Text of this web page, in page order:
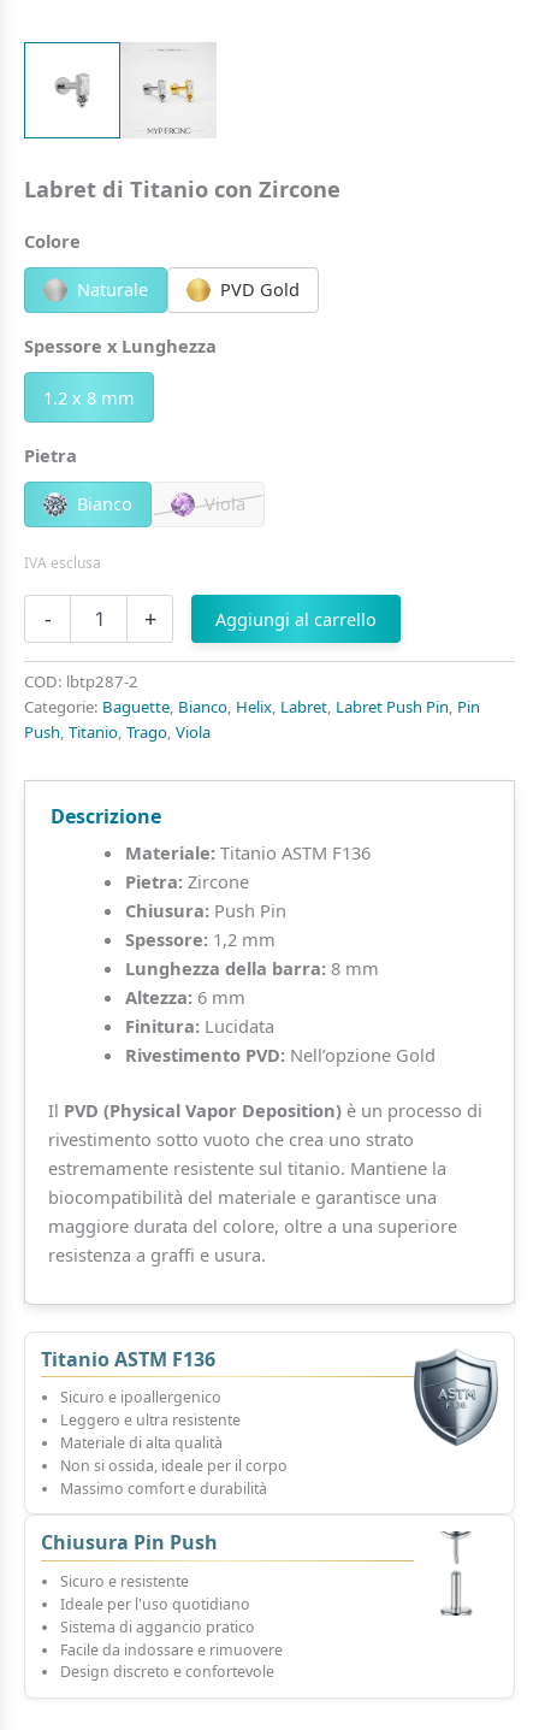
Labret di Titanio con Zircone
Colore
Naturale PVD Gold
Spessore x Lunghezza
1.2 x 8 mm
Pietra
Bianco Viola
IVA esclusa
-
Labret
con
Zircone
quantità
+ Aggiungi al carrello
COD: lbtp287-2
Categorie: Baguette, Bianco, Helix, Labret, Labret Push Pin, Pin
Push, Titanio, Trago, Viola
Descrizione
Materiale:Titanio ASTM F136
Pietra:Zircone
Chiusura:Push Pin
Spessore:1,2 mm
Lunghezza della barra:8 mm
Altezza:6 mm
Finitura:Lucidata
Rivestimento PVD:Nell’opzione Gold
Il PVD (Physical Vapor Deposition)è un processo di
rivestimento sotto vuoto che crea uno strato
estremamente resistente sul titanio. Mantiene la
biocompatibilità del materiale e garantisce una
maggiore durata del colore, oltre a una superiore
resistenza a graffi e usura.
Titanio ASTM F136
Sicuro e ipoallergenico
Leggero e ultra resistente
Materiale di alta qualità
Non si ossida, ideale per il corpo
Massimo comfort e durabilità
Chiusura Pin Push
Sicuro e resistente
Ideale per l'uso quotidiano
Sistema di aggancio pratico
Facile da indossare e rimuovere
Design discreto e confortevole